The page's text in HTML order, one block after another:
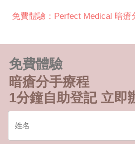
免費體驗：Perfect Medical 暗瘡
免費體驗
暗瘡分手療程
1分鐘自助登記 立即